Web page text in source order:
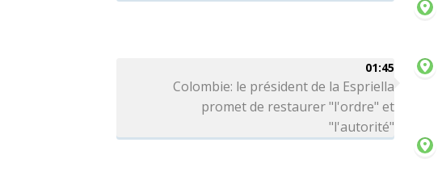
01:45
Colombie: le président de la Espriella
promet de restaurer "l'ordre" et
"l'autorité"